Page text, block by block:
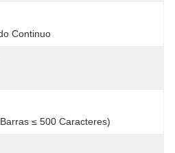
Continuo
≤ 500 Caracteres)